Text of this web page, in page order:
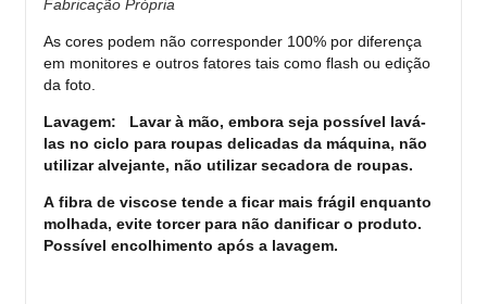
Fabricação Própria
As cores podem não corresponder 100% por diferença
em monitores e outros fatores tais como flash ou edição
da foto.
Lavagem: Lavar à mão, embora seja possível lavá-
las no ciclo para roupas delicadas da máquina, não
utilizar alvejante, não utilizar secadora de roupas.
A fibra de viscose tende a ficar mais frágil enquanto
molhada, evite torcer para não danificar o produto.
Possível encolhimento após a lavagem.